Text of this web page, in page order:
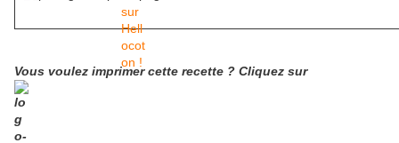
Vous voulez imprimer cette recette ? Cliquez sur